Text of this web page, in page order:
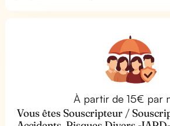
À partir de 15€ par
Vous êtes Souscripteur /